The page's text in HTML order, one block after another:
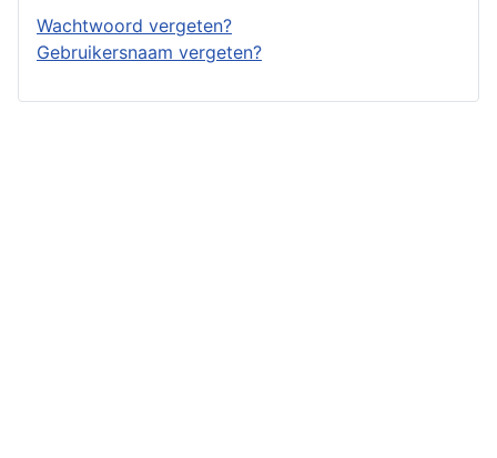
Wachtwoord vergeten?
Gebruikersnaam vergeten?